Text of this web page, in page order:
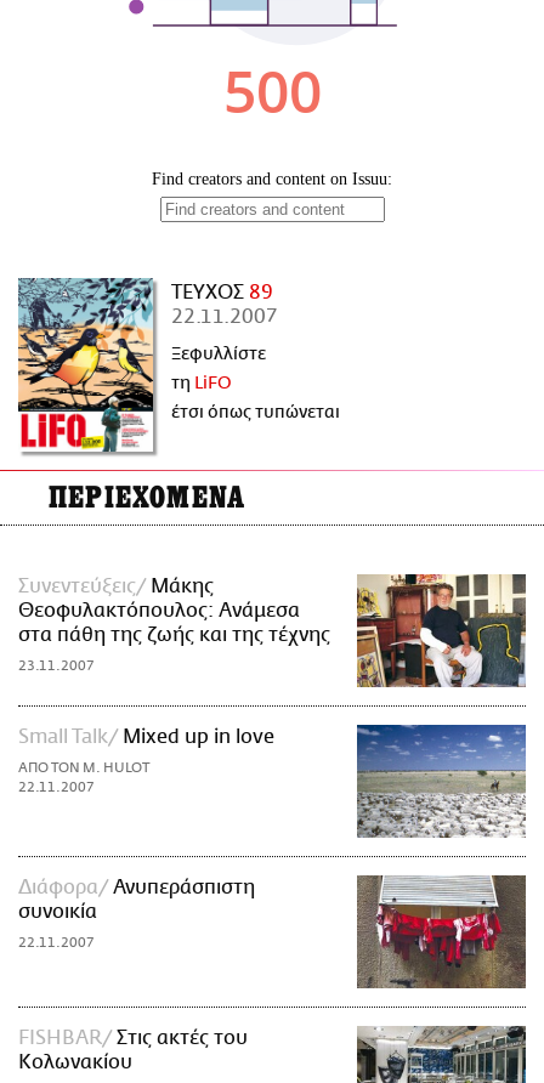
ΤΕΥΧΟΣ 89
22.11.2007
Ξεφυλλίστε
τη LiFO
έτσι όπως τυπώνεται
ΠΕΡΙΕΧΟΜΕΝΑ
Συνεντεύξεις
Μάκης
Θεοφυλακτόπουλος: Aνάμεσα
στα πάθη της ζωής και της τέχνης
23.11.2007
Small Talk Mixed up in love
ΑΠΟ ΤΟΝ M. HULOT
22.11.2007
Διάφορα
Ανυπεράσπιστη
συνοικία
22.11.2007
FISHBAR
Στις ακτές του
Κολωνακίου